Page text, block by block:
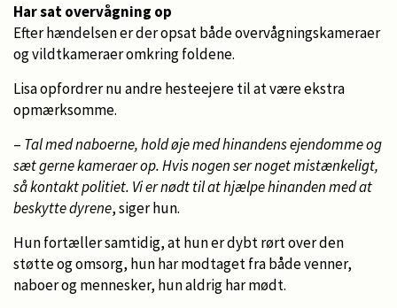
Har sat overvågning op
Efter hændelsen er der opsat både overvågningskameraer
og vildtkameraer omkring foldene.
Lisa opfordrer nu andre hesteejere til at være ekstra
opmærksomme.
– Tal med naboerne, hold øje med hinandens ejendomme og
sæt gerne kameraer op. Hvis nogen ser noget mistænkeligt,
så kontakt politiet. Vi er nødt til at hjælpe hinanden med at
beskytte dyrene, siger hun.
Hun fortæller samtidig, at hun er dybt rørt over den
støtte og omsorg, hun har modtaget fra både venner,
naboer og mennesker, hun aldrig har mødt.